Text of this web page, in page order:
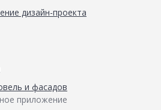
дизайн-проекта
и фасадов
приложение